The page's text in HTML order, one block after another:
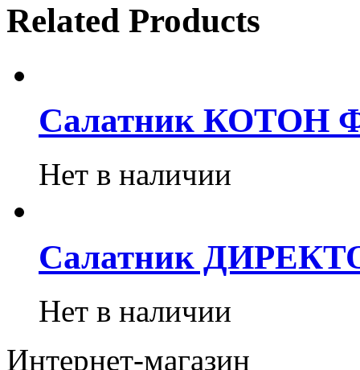
Related Products
Салатник КОТОН
Нет в наличии
Салатник
Нет в наличии
Интернет-магазин